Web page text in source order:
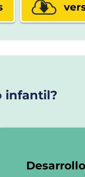
infantil?